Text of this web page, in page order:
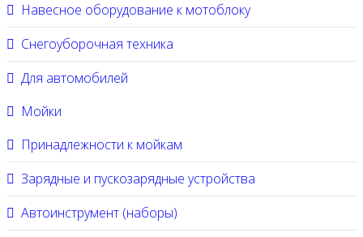
Навесное оборудование к мотоблоку
Снегоуборочная техника
Для автомобилей
Мойки
Принадлежности к мойкам
Зарядные и пускозарядные устройства
Автоинструмент (наборы)